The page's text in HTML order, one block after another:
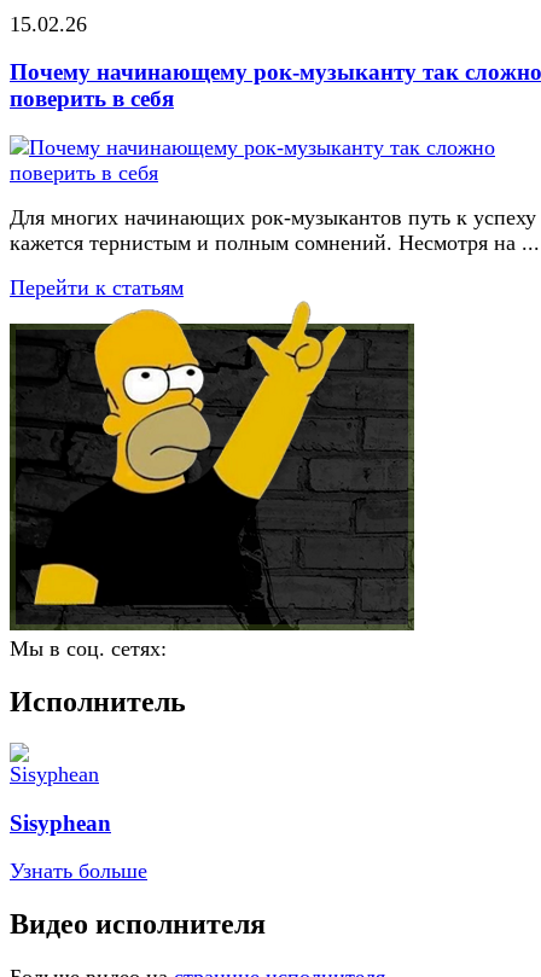
15.02.26
Почему начинающему рок-музыканту так сложно
поверить в себя
Для многих начинающих рок-музыкантов путь к успеху
кажется тернистым и полным сомнений. Несмотря на ...
Перейти к статьям
Мы в соц. сетях:
Исполнитель
Sisyphean
Узнать больше
Видео исполнителя